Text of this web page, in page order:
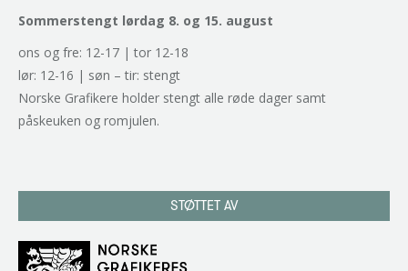
Sommerstengt lørdag 8. og 15. august
ons og fre: 12-17 | tor 12-18
lør: 12-16 | søn – tir: stengt
Norske Grafikere holder stengt alle røde dager samt
påskeuken og romjulen.
STØTTET AV